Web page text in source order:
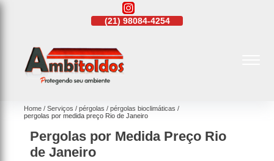
(21)98084-4254
Home Serviços pérgolas
pérgolas bioclimáticas
pergolas por medida preço Rio de Janeiro
Pergolas por Medida Preço Rio
de Janeiro